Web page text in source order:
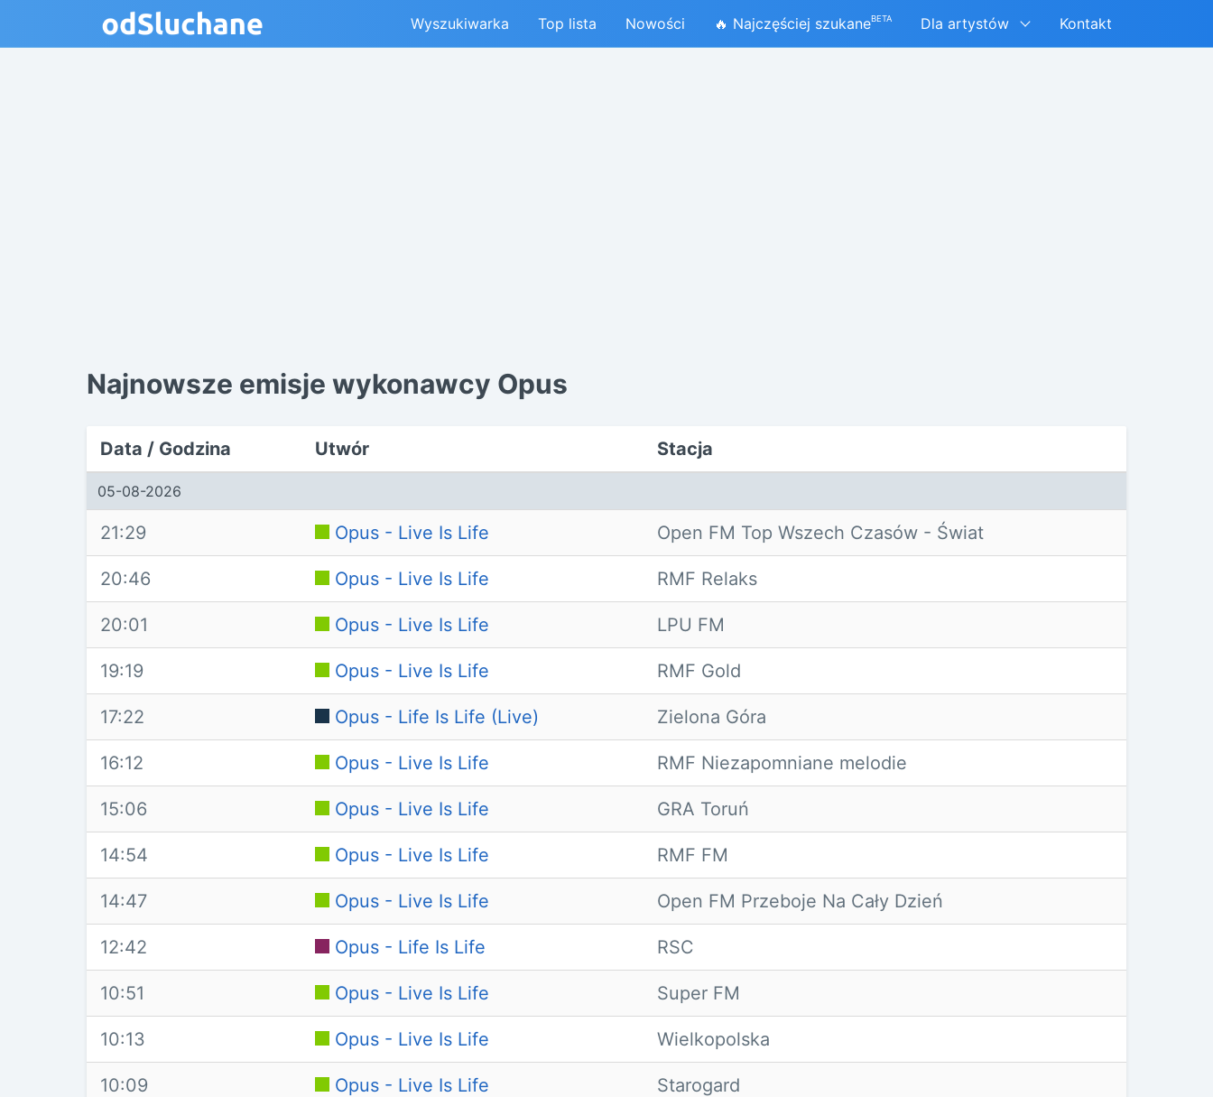
Wyszukiwarka Top lista Nowości 🔥 Najczęściej szukaneBETA Dla artystów Kontakt
Najnowsze emisje wykonawcy Opus
Data / Godzina Utwór Stacja
05-08-2026
21:29 Opus - Live Is Life Open FM Top Wszech Czasów - Świat
20:46 Opus - Live Is Life RMF Relaks
20:01 Opus - Live Is Life LPU FM
19:19 Opus - Live Is Life RMF Gold
17:22 Opus - Life Is Life (Live) Zielona Góra
16:12 Opus - Live Is Life RMF Niezapomniane melodie
15:06 Opus - Live Is Life GRA Toruń
14:54 Opus - Live Is Life RMF FM
14:47 Opus - Live Is Life Open FM Przeboje Na Cały Dzień
12:42 Opus - Life Is Life RSC
10:51 Opus - Live Is Life Super FM
10:13 Opus - Live Is Life Wielkopolska
10:09 Opus - Live Is Life Starogard